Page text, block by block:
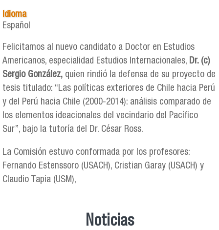
Idioma
Español
Felicitamos al nuevo candidato a Doctor en Estudios
Americanos, especialidad Estudios Internacionales, Dr. (c)
Sergio González, quien rindió la defensa de su proyecto de
tesis titulado: “Las políticas exteriores de Chile hacia Perú
y del Perú hacia Chile (2000-2014): análisis comparado de
los elementos ideacionales del vecindario del Pacífico
Sur”, bajo la tutoría del Dr. César Ross.
La Comisión estuvo conformada por los profesores:
Fernando Estenssoro (USACH), Cristian Garay (USACH) y
Claudio Tapia (USM),
Noticias